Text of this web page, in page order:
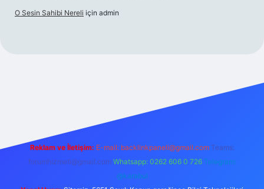
O Sesin Sahibi Nereli için admin
Reklam ve İletişim: E-mail: backlinkpaneli@gmail.com Teams:
forumhizmeti@gmail.com Whatsapp: 0262 606 0 726 Telegram:
@karabul